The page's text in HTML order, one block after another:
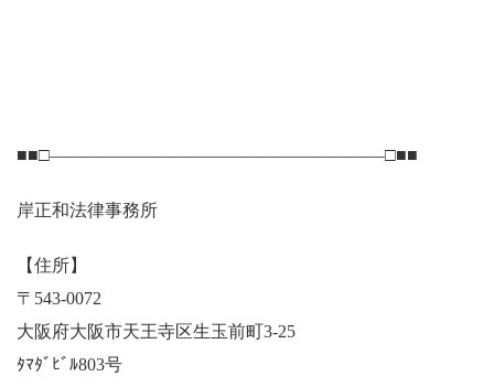
■■□―――――――――――――――――――□■■
岸正和法律事務所
【住所】
〒543-0072
大阪府大阪市天王寺区生玉前町3-25
ﾀﾏﾀﾞﾋﾞﾙ803号